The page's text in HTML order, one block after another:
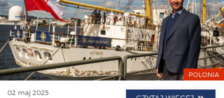
POLONIA
02 maj 2025